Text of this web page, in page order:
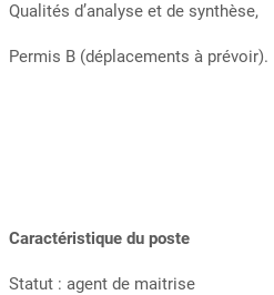
Qualités d’analyse et de synthèse,
Permis B (déplacements à prévoir).
Caractéristique du poste
Statut : agent de maitrise